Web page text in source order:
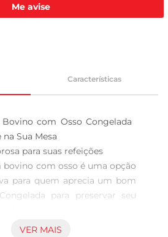
Me avise
Características
com Osso Congelada
Sua Mesa
para suas refeições
bovino com osso é uma opção
para quem aprecia um bom
para preservar seu
e cheios de sabor. Com um
VER MAIS